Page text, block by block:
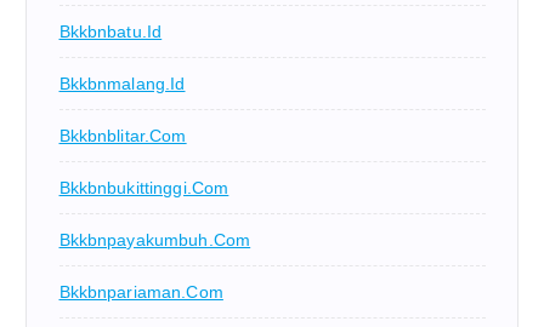
Bkkbnbatu.id
Bkkbnmalang.id
Bkkbnblitar.com
Bkkbnbukittinggi.com
Bkkbnpayakumbuh.com
Bkkbnpariaman.com